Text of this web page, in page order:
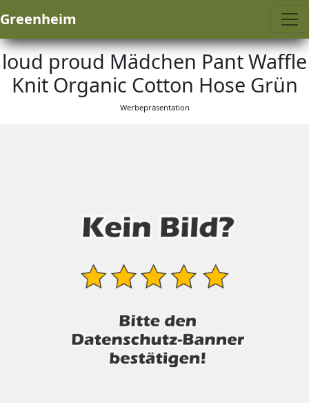
Greenheim
loud proud Mädchen Pant Waffle
Knit Organic Cotton Hose Grün
Werbepräsentation